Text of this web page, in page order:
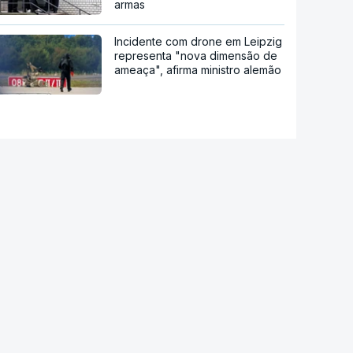
armas
Incidente com drone em Leipzig
representa "nova dimensão de
ameaça", afirma ministro alemão